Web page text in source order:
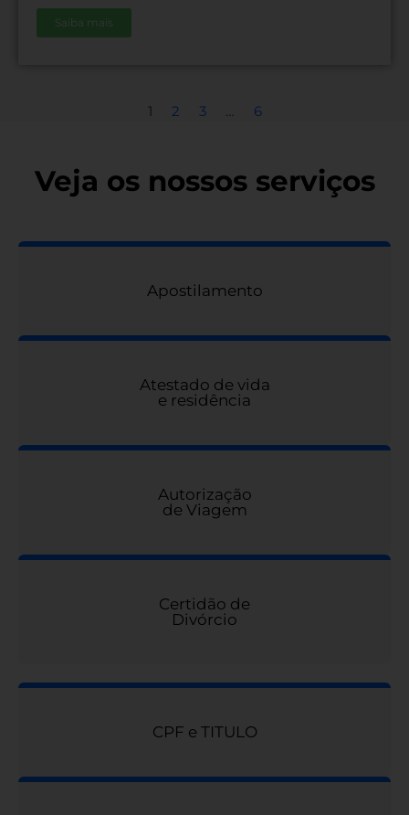
Saiba mais
1 2 3 6
Veja os nossos serviços
Apostilamento
Atestado de vida
e residência
Autorização
de Viagem
Certidão de
Divórcio
CPF e TITULO